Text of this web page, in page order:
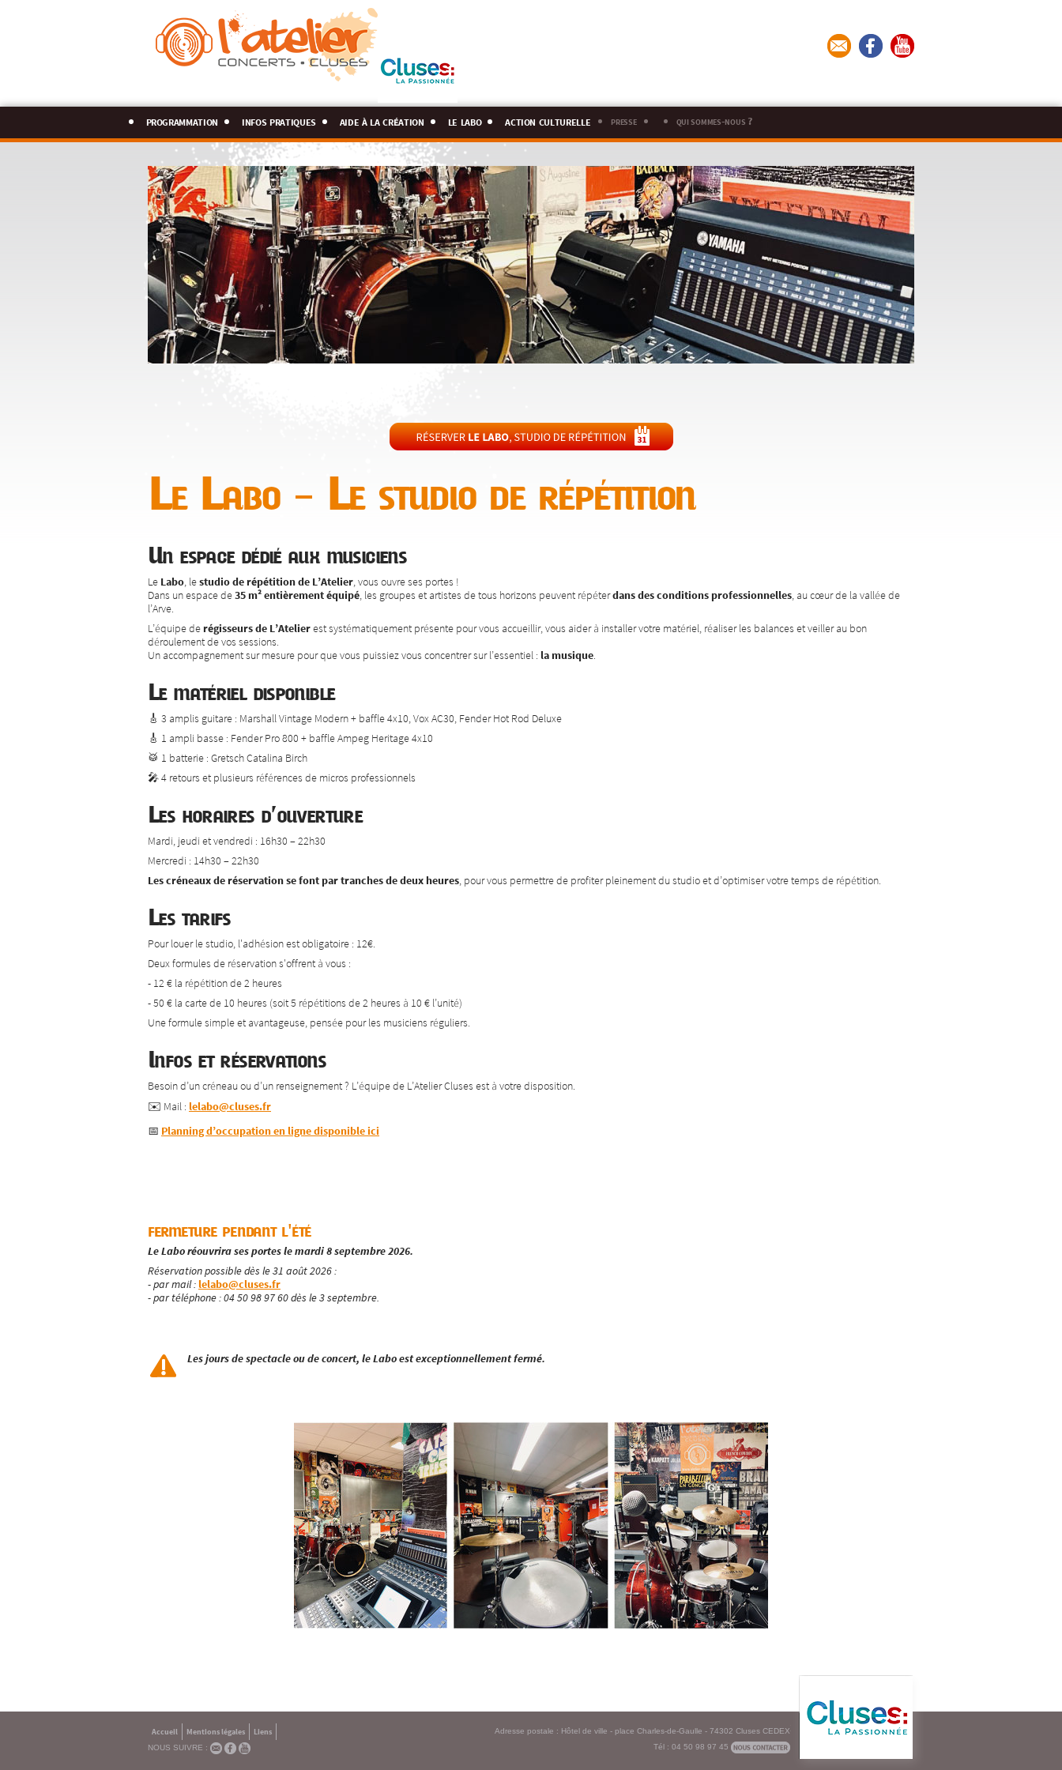
programmation infos pratiques aide à la création le labo action culturelle presse qui sommes-nous ?
Le Labo – Le studio de répétition
Un espace dédié aux musiciens
Le Labo , lestudio de répétition de L’Atelier , vous ouvre ses portes !
Dans un espace de35 m² entièrement équipé , les groupes et artistes de tous horizons peuvent répéterdans des conditions professionnelles , au cœur de la vallée de
l’Arve.
L’équipe de régisseurs de L’Atelierest systématiquement présente pour vous accueillir, vous aider à installer votre matériel, réaliser les balances et veiller au bon
déroulement de vos sessions.
Un accompagnement sur mesure pour que vous puissiez vous concentrer sur l’essentiel : la musique
Le matériel disponible
🎸 3 amplis guitare : Marshall Vintage Modern + baffle 4x10, Vox AC30, Fender Hot Rod Deluxe
🎸 1 ampli basse : Fender Pro 800 + baffle Ampeg Heritage 4x10
🥁 1 batterie : Gretsch Catalina Birch
🎤 4 retours et plusieurs références de micros professionnels
Les horaires d’ouverture
Mardi, jeudi et vendredi : 16h30 – 22h30
Mercredi : 14h30 – 22h30
Les créneaux de réservation se font par tranches de deux heures , pour vous permettre de profiter pleinement du studio et d’optimiser votre temps de répétition.
Les tarifs
Pour louer le studio, l'adhésion est obligatoire : 12€.
Deux formules de réservation s'offrent à vous :
- 12 € la répétition de 2 heures
- 50 € la carte de 10 heures (soit 5 répétitions de 2 heures à 10 € l’unité)
Une formule simple et avantageuse, pensée pour les musiciens réguliers.
Infos et réservations
Besoin d’un créneau ou d’un renseignement ? L’équipe de L’Atelier Cluses est à votre disposition.
✉️ Mail : lelabo@cluses.fr
📅 Planning d’occupation en ligne disponible ici
fermeture pendant l'été
Le Labo réouvrira ses portes le mardi 8 septembre 2026.
Réservation possible dès le 31 août 2026 :
- par mail :lelabo@cluses.fr
- par téléphone : 04 50 98 97 60 dès le 3 septembre.
Les jours de spectacle ou de concert, le Labo est exceptionnellement fermé.
Accueil Mentions légales
Liens
NOUS SUIVRE :
Adresse postale : Hôtel de ville - place Charles-de-Gaulle - 74302 Cluses CEDEX
Tél : 04 50 98 97 45